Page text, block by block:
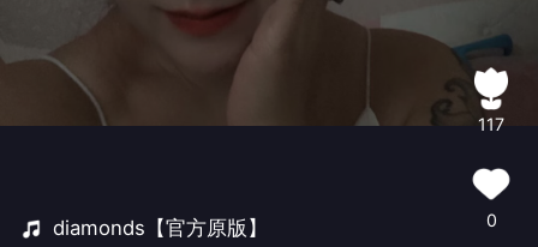
diamonds【官方原版】
117
0